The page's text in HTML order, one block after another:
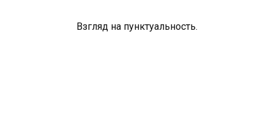
Взгляд на пунктуальность.